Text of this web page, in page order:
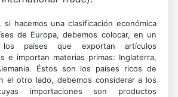
si hacemos una clasificación económica
de Europa, debemos colocar, en un
países que exportan artículos
e importan materias primas: Inglaterra,
Éstos son los países ricos de
el otro lado, debemos considerar a los
importaciones son productos